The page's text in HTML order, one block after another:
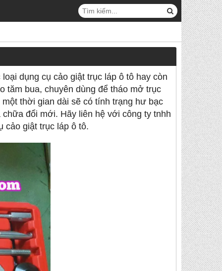
dụng cụ cảo giật trục láp ô tô hay còn
tăm bua, chuyên dùng để tháo mở trục
thời gian dài sẽ có tính trạng hư bạc
đổi mới. Hãy liên hệ với công ty tnhh
cảo giật trục láp ô tô.